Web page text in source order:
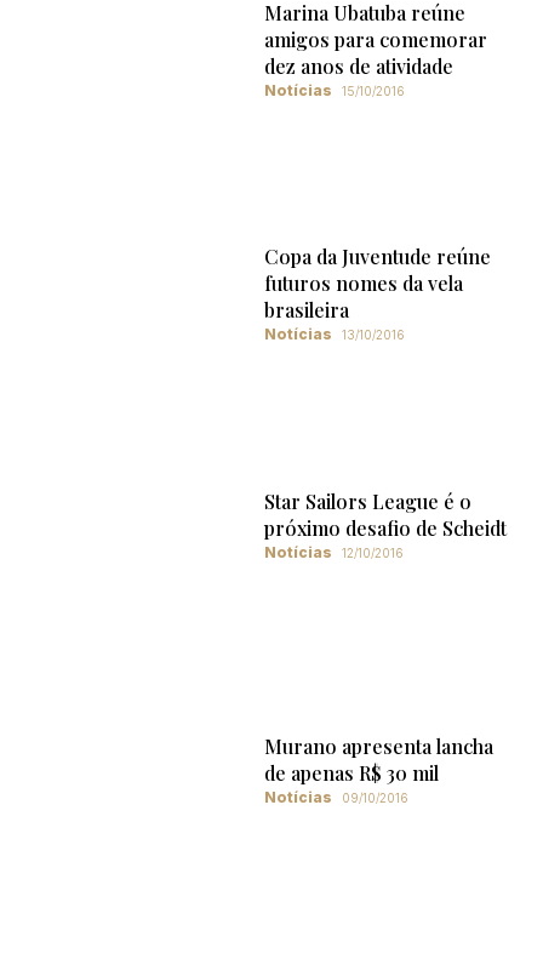
Marina Ubatuba reúne
amigos para comemorar
dez anos de atividade
Notícias 15/10/2016
Copa da Juventude reúne
futuros nomes da vela
brasileira
Notícias 13/10/2016
Star Sailors League é o
próximo desafio de Scheidt
Notícias 12/10/2016
Murano apresenta lancha
de apenas R$ 30 mil
Notícias 09/10/2016